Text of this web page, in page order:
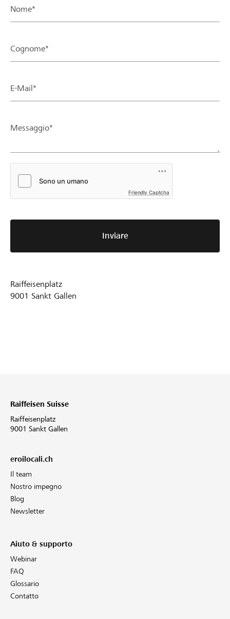
Nome*
Cognome*
E-Mail*
Messaggio*
Friendly Captcha
Inviare
Raiffeisenplatz
9001 Sankt Gallen
Raiffeisen Suisse
Raiffeisenplatz
9001 Sankt Gallen
eroilocali.ch
Il team
Nostro impegno
Blog
Newsletter
Aiuto & supporto
Webinar
FAQ
Glossario
Contatto